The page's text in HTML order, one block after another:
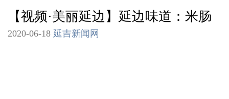
【视频·美丽延边】延边味道：米肠
2020-06-18 延吉新闻网